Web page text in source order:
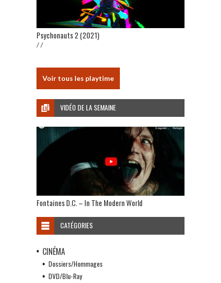
Psychonauts 2 (2021)
/ /
Voir tous les playtime
VIDÉO DE LA SEMAINE
Fontaines D.C. – In The Modern World
CATÉGORIES
CINÉMA
Dossiers/Hommages
DVD/Blu-Ray